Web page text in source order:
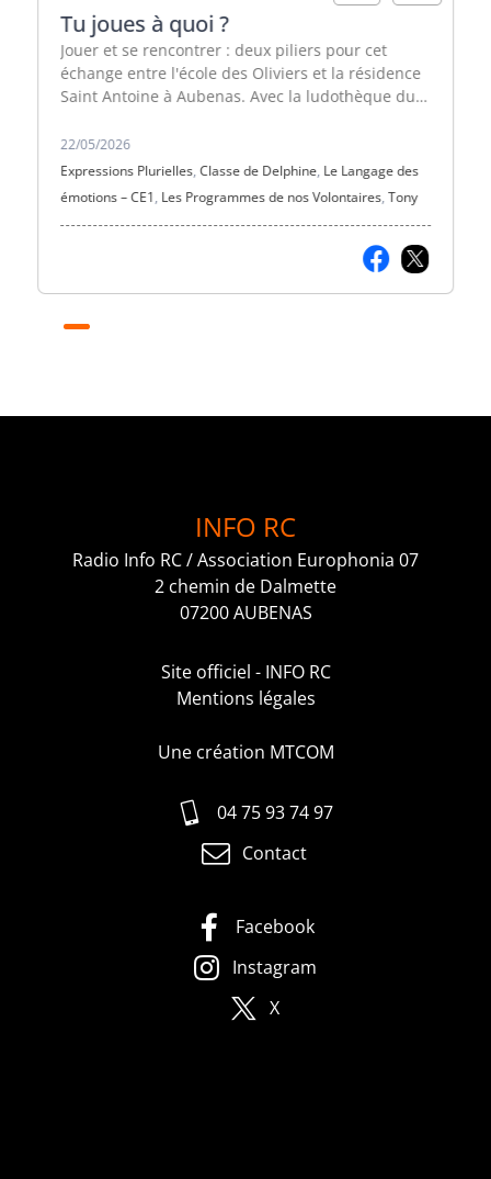
Tu joues à quoi ?
Jouer et se rencontrer : deux piliers pour cet
échange entre l'école des Oliviers et la résidence
Saint Antoine à Aubenas. Avec la ludothèque du
a participé à une belle rencontre
intergénérationnelle !
22/05/2026
Expressions Plurielles,Classe de Delphine, Le Langage des
émotions – CE1, Les Programmes de nos Volontaires,Tony
INFO RC
Radio Info RC / Association Europhonia 07
2 chemin de Dalmette
07200 AUBENAS
Site officiel - INFO RC
Mentions légales
Une création MTCOM
04 75 93 74 97
Contact
Facebook
Instagram
X